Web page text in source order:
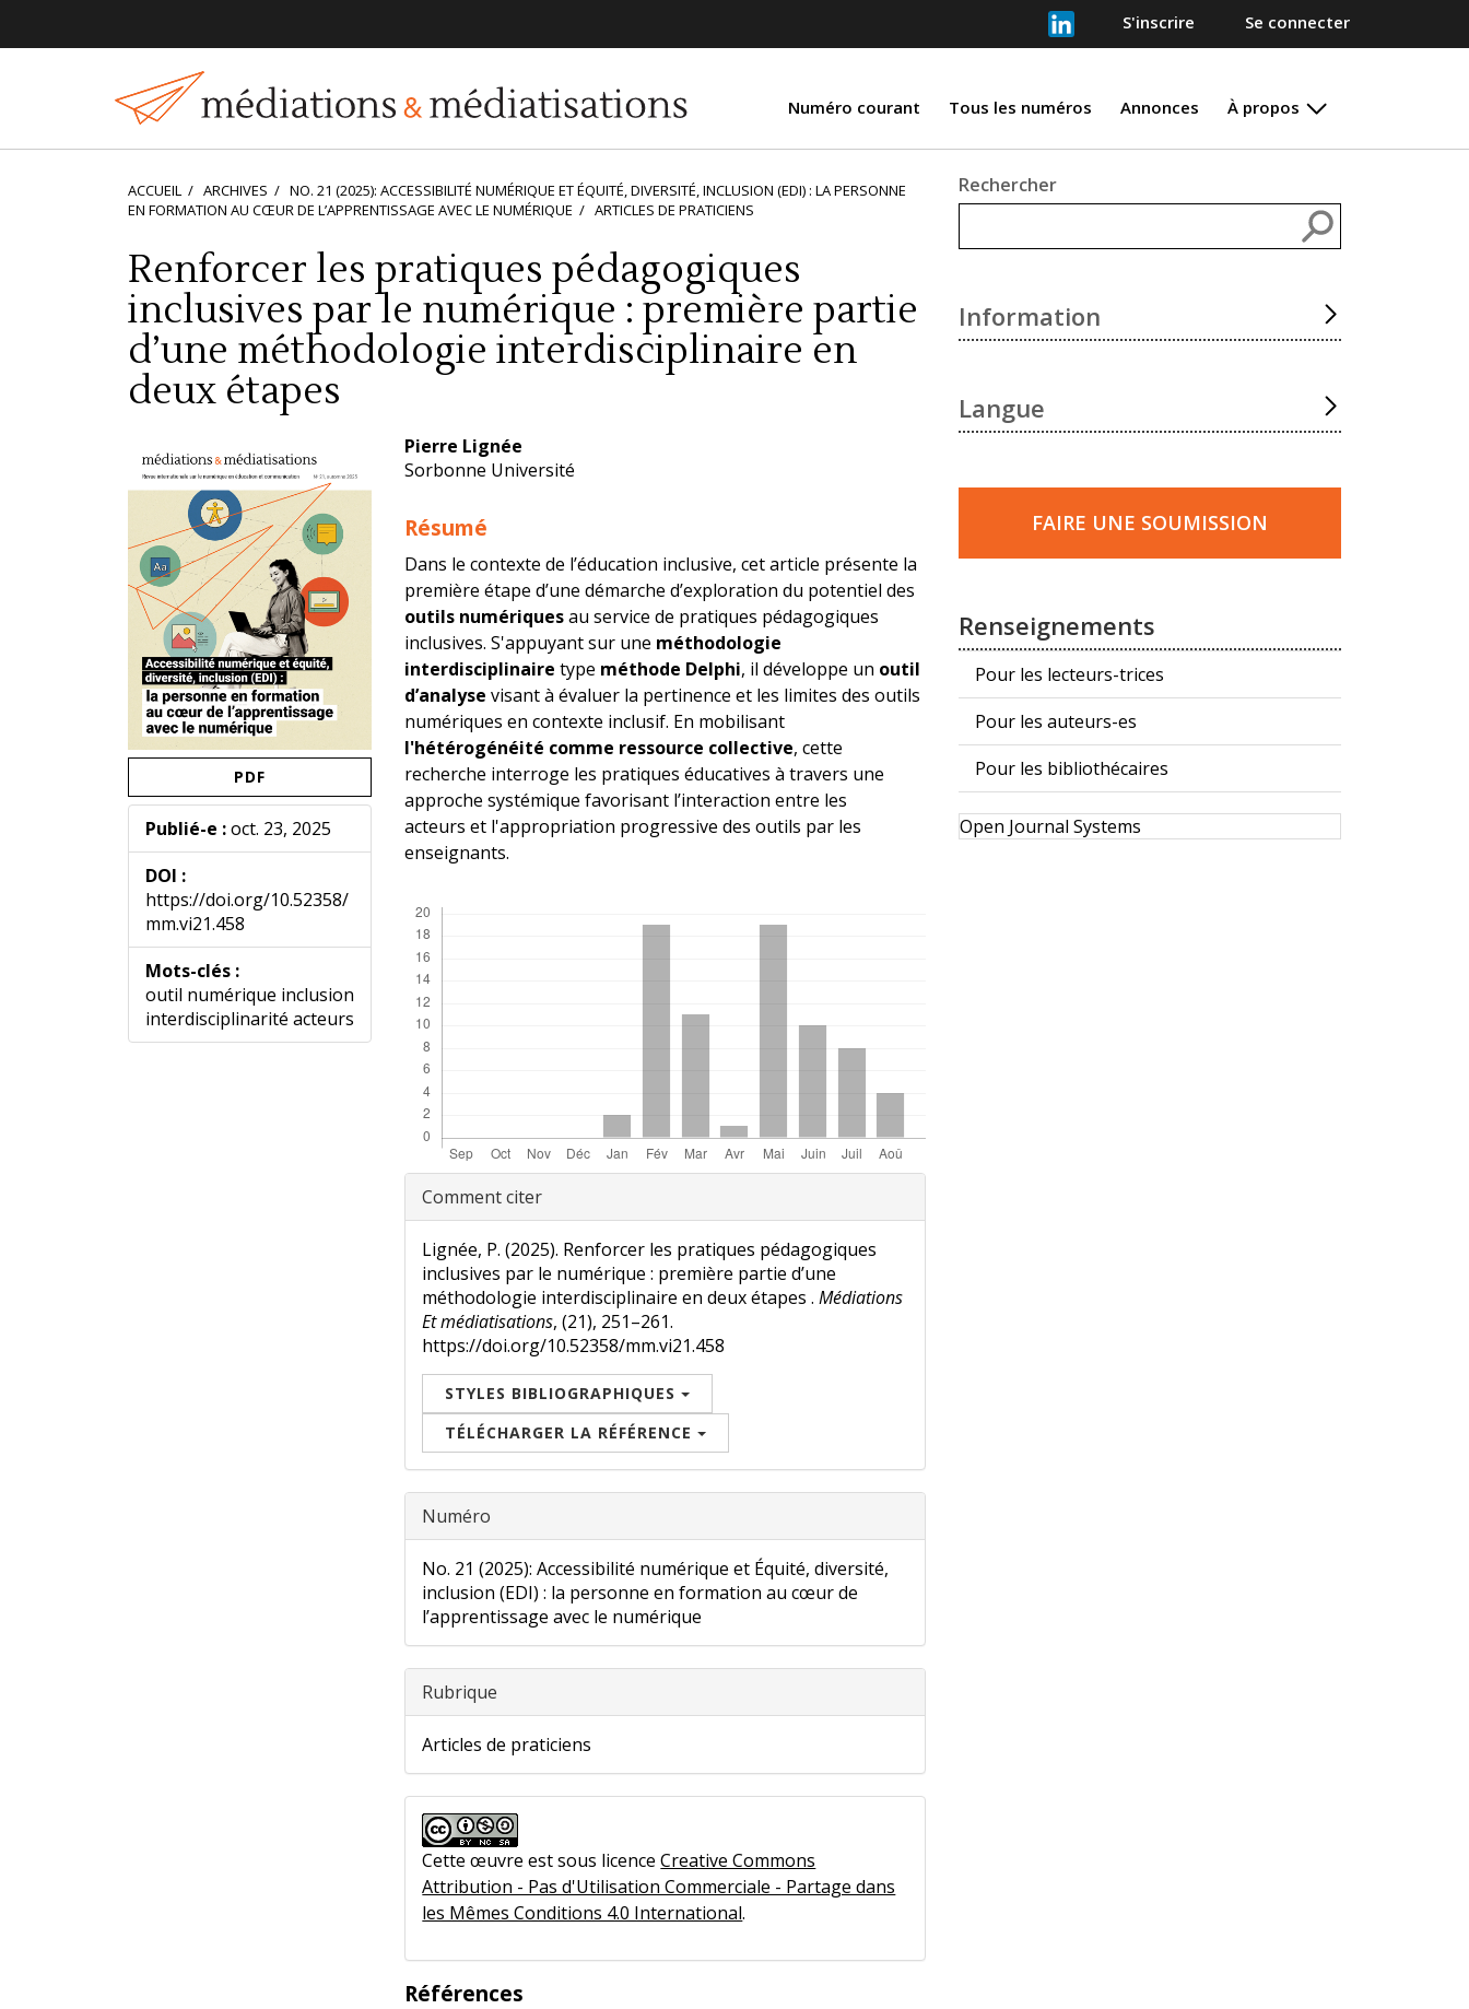
S'inscrire Se connecter
Numéro courant Tous les numéros Annonces À propos
ACCUEIL ARCHIVES
NO. 21 (2025): ACCESSIBILITÉ NUMÉRIQUE ET ÉQUITÉ, DIVERSITÉ, INCLUSION (EDI) : LA PERSONNE
EN FORMATION AU CŒUR DE L’APPRENTISSAGE AVEC LE NUMÉRIQUE
ARTICLES DE PRATICIENS
Renforcer les pratiques pédagogiques
inclusives par le numérique : première partie
d’une méthodologie interdisciplinaire en
deux étapes
latérale
de
l'article
PDF
Publié-e :oct. 23, 2025
DOI :
https://doi.org/10.52358/
mm.vi21.458
Mots-clés :
outil numérique inclusion
interdisciplinarité acteurs
Contenu
principal
l'article
Pierre Lignée
Sorbonne Université
Résumé
Dans le contexte de l’éducation inclusive, cet article présente la
première étape d’une démarche d’exploration du potentiel des
outils numériquesau service de pratiques pédagogiques
inclusives. S'appuyant sur une méthodologie
interdisciplinaire type méthode Delphi, il développe un outil
d’analyse visant à évaluer la pertinence et les limites des outils
numériques en contexte inclusif. En mobilisant
l'hétérogénéité comme ressource collective, cette
recherche interroge les pratiques éducatives à travers une
approche systémique favorisant l’interaction entre les
acteurs et l'appropriation progressive des outils par les
enseignants.
Renseignements
sur
l'article
Comment citer
Lignée, P. (2025). Renforcer les pratiques pédagogiques
inclusives par le numérique : première partie d’une
méthodologie interdisciplinaire en deux étapes .Médiations
Et médiatisations, (21), 251–261.
https://doi.org/10.52358/mm.vi21.458
STYLES BIBLIOGRAPHIQUES
TÉLÉCHARGER LA RÉFÉRENCE
Numéro
No. 21 (2025): Accessibilité numérique et Équité, diversité,
inclusion (EDI) : la personne en formation au cœur de
l’apprentissage avec le numérique
Rubrique
Articles de praticiens
Cette œuvre est sous licenceCreative Commons
Attribution - Pas d'Utilisation Commerciale - Partage dans
les Mêmes Conditions 4.0 International.
Références
Rechercher
Information
Langue
Faire
FAIRE UNE SOUMISSION
Renseignements
Pour les lecteurs-trices
Pour les auteurs-es
Pour les bibliothécaires
Développé
par
Open Journal Systems